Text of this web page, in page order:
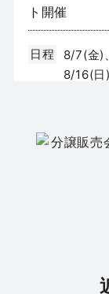
ト開催
日程
8/7(金)
8/16(日)
7/25